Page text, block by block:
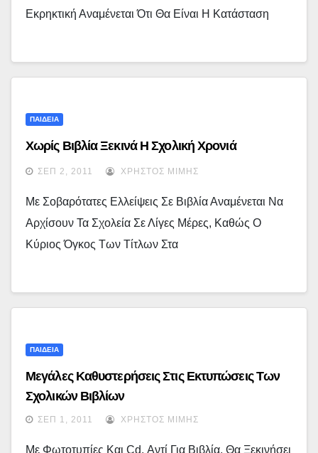
Εκρηκτική Αναμένεται Ότι Θα Είναι Η Κατάσταση
ΠΑΙΔΕΙΑ
Χωρίς Βιβλία Ξεκινά Η Σχολική Χρονιά
ΣΕΠ 2, 2011 ΧΡΉΣΤΟΣ ΜΊΜΗΣ
Με Σοβαρότατες Ελλείψεις Σε Βιβλία Αναμένεται Να
Αρχίσουν Τα Σχολεία Σε Λίγες Μέρες, Καθώς Ο
Κύριος Όγκος Των Τίτλων Στα
ΠΑΙΔΕΙΑ
Μεγάλες Καθυστερήσεις Στις Εκτυπώσεις Των
Σχολικών Βιβλίων
ΣΕΠ 1, 2011 ΧΡΉΣΤΟΣ ΜΊΜΗΣ
Με Φωτοτυπίες Και Cd, Αντί Για Βιβλία, Θα Ξεκινήσει